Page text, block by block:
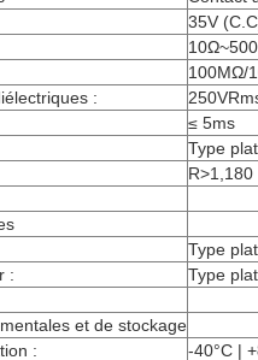
35V
100MΩ/
:
≤ 5ms
Type
R>1,180
Type
:
Type
et de stockage
:
-40°C |